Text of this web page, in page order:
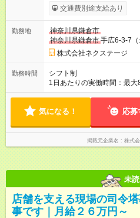
ます。 みなし残業代
※スキル・能力等を考慮の上決定します
ーバル型（全国転勤あり）
ーバル手当4万1，000円／月を含みます。
務：県を跨ぐ転勤あり・転
000円 ■地域限定型（転居を伴う転勤なし：通勤可能な範囲の
み） 月収270万～58万3，000円 【 昇給・賞与 】 ■昇
回 ■賞与：通常賞与/年4回
期間の長さ：3ヶ月 雇用形
交通費別途支給あり
勤務地
神奈川県鎌倉市
神奈川県鎌倉市手広6-3-7（
株式会社ネクステージ
勤務時間
シフト制
1日あたりの実働時間：最
制（実働8h／休憩60分）
業が少なめなので、仕事終
気になる！ 応募
掲載元企業名 株式
未読
店舗を支える現場の司令
事です｜月給２６万円～